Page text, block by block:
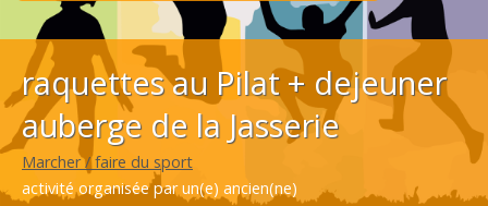
raquettes au Pilat + dejeuner
auberge de la Jasserie
Marcher / faire du sport
activité organisée par un(e) ancien(ne)